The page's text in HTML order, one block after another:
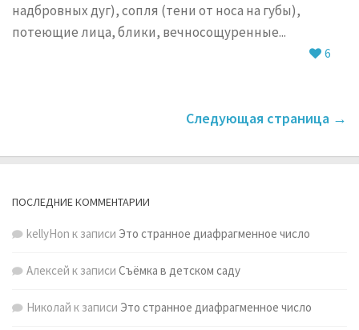
надбровных дуг), сопля (тени от носа на губы),
потеющие лица, блики, вечносощуренные...
6
Следующая страница →
ПОСЛЕДНИЕ КОММЕНТАРИИ
kellyHon к записи Это странное диафрагменное число
Алексей к записи Съёмка в детском саду
Николай к записи Это странное диафрагменное число